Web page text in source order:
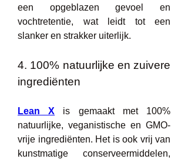
een opgeblazen gevoel en
vochtretentie, wat leidt tot een
slanker en strakker uiterlijk.
4. 100% natuurlijke en zuivere
ingrediënten
Lean X is gemaakt met 100%
natuurlijke, veganistische en GMO-
vrije ingrediënten. Het is ook vrij van
kunstmatige conserveermiddelen,